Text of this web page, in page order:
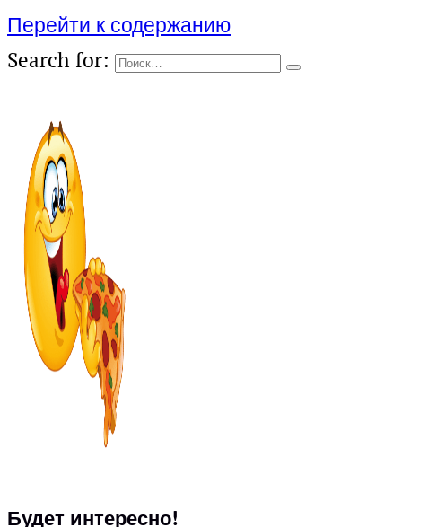
Перейти к содержанию
Search for:
Будет интересно!